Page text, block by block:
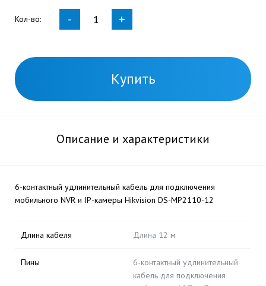
Кол-во: - +
Купить
Описание и характеристики
6-контактный удлинительный кабель для подключения
мобильного NVR и IP-камеры Hikvision DS-MP2110-12
Длина кабеля Длина 12 м
Пины
6-контактный удлинительный
кабель для подключения